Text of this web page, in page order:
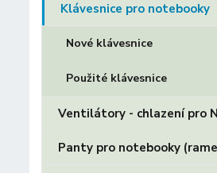
Klávesnice pro notebooky
Nové klávesnice
Použité klávesnice
Ventilátory - chlazení pro
Panty pro notebooky